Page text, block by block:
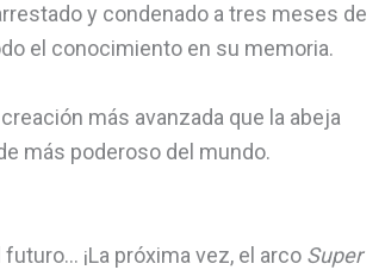
y condenado a tres meses de
el conocimiento en su memoria.
más avanzada que la abeja
más poderoso del mundo.
¡La próxima vez, el arco Super